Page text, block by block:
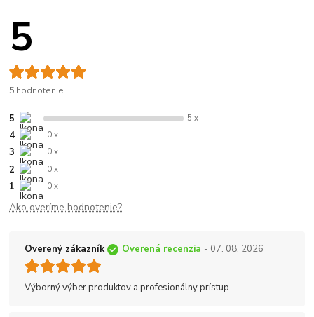
5
5 hodnotenie
5 5 x
4 0 x
3 0 x
2 0 x
1 0 x
Ako overíme hodnotenie?
Overený zákazník Overená recenzia - 07. 08. 2026
Výborný výber produktov a profesionálny prístup.